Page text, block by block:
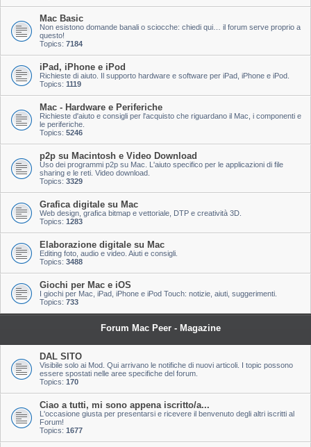
Mac Basic
Non esistono domande banali o sciocche: chiedi qui… il forum serve proprio a
questo!
Topics: 7184
iPad, iPhone e iPod
Richieste di aiuto. Il supporto hardware e software per iPad, iPhone e iPod.
Topics: 1119
Mac - Hardware e Periferiche
Richieste d'aiuto e consigli per l'acquisto che riguardano il Mac, i componenti e
le periferiche.
Topics: 5246
p2p su Macintosh e Video Download
Uso dei programmi p2p su Mac. L'aiuto specifico per le applicazioni di file
sharing e le reti. Video download.
Topics: 3329
Grafica digitale su Mac
Web design, grafica bitmap e vettoriale, DTP e creatività 3D.
Topics: 1283
Elaborazione digitale su Mac
Editing foto, audio e video. Aiuti e consigli.
Topics: 3488
Giochi per Mac e iOS
I giochi per Mac, iPad, iPhone e iPod Touch: notizie, aiuti, suggerimenti.
Topics: 733
Forum Mac Peer - Magazine
DAL SITO
Visibile solo ai Mod. Qui arrivano le notifiche di nuovi articoli. I topic possono
essere spostati nelle aree specifiche del forum.
Topics: 170
Ciao a tutti, mi sono appena iscritto/a...
L'occasione giusta per presentarsi e ricevere il benvenuto degli altri iscritti al
Forum!
Topics: 1677